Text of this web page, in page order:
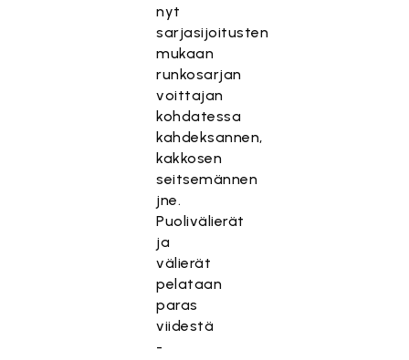
nyt
sarjasijoitusten
mukaan
runkosarjan
voittajan
kohdatessa
kahdeksannen,
kakkosen
seitsemännen
jne.
Puolivälierät
ja
välierät
pelataan
paras
viidestä
-